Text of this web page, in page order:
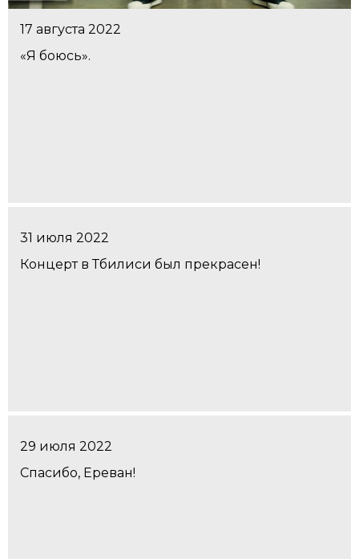
17 августа 2022
«Я боюсь».
31 июля 2022
Концерт в Тбилиси был прекрасен!
29 июля 2022
Спасибо, Ереван!